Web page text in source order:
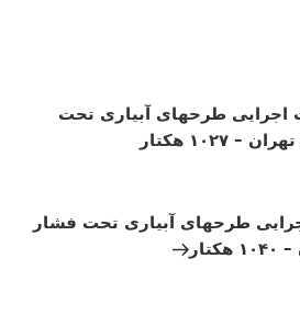
اجرایی طرحهای آبیاری تحت
هکتار
طرحهای آبیاری تحت فشار